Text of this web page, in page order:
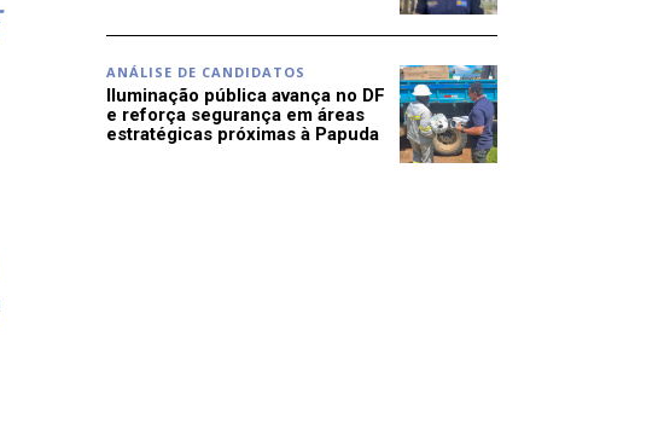
ANÁLISE DE CANDIDATOS
Iluminação pública avança no DF
e reforça segurança em áreas
estratégicas próximas à Papuda